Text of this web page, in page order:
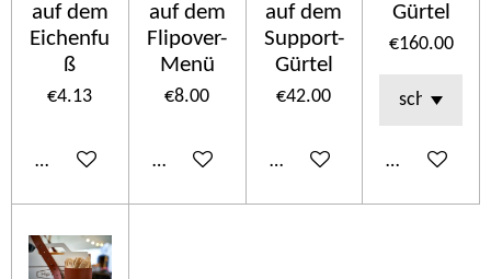
auf dem
Eichenfu
ß
€4.13
Add to cart
auf dem
Flipover-
Menü
€8.00
Add to cart
auf dem
Support-
Gürtel
€42.00
Add to cart
Gürtel
€160.00
Add to cart